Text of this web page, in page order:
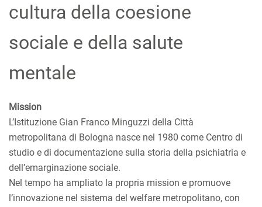
cultura della coesione
sociale e della salute
mentale
Mission
L’Istituzione Gian Franco Minguzzi della Città
metropolitana di Bologna nasce nel 1980 come Centro di
studio e di documentazione sulla storia della psichiatria e
dell’emarginazione sociale.
Nel tempo ha ampliato la propria mission e promuove
l’innovazione nel sistema del welfare metropolitano, con